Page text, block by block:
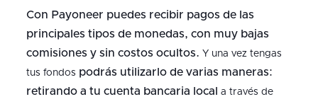
Con Payoneer puedes recibir pagos de las
principales tipos de monedas, con muy bajas
comisiones y sin costos ocultos. Y una vez tengas
tus fondos podrás utilizarlo de varias maneras:
retirando a tu cuenta bancaria local
a través de